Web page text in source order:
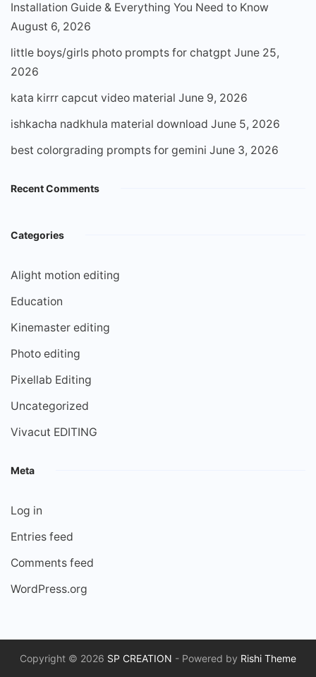
Installation Guide & Everything You Need to Know
August 6, 2026
little boys/girls photo prompts for chatgpt June 25,
2026
kata kirrr capcut video material June 9, 2026
ishkacha nadkhula material download June 5, 2026
best colorgrading prompts for gemini June 3, 2026
Recent Comments
Categories
Alight motion editing
Education
Kinemaster editing
Photo editing
Pixellab Editing
Uncategorized
Vivacut EDITING
Meta
Log in
Entries feed
Comments feed
WordPress.org
Copyright © 2026 SP CREATION - Powered by Rishi Theme